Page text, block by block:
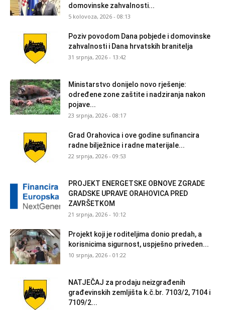
domovinske zahvalnosti...
5 kolovoza, 2026 - 08:13
Poziv povodom Dana pobjede i domovinske
zahvalnosti i Dana hrvatskih branitelja
31 srpnja, 2026 - 13:42
Ministarstvo donijelo novo rješenje:
određene zone zaštite i nadziranja nakon
pojave...
23 srpnja, 2026 - 08:17
Grad Orahovica i ove godine sufinancira
radne bilježnice i radne materijale...
22 srpnja, 2026 - 09:53
PROJEKT ENERGETSKE OBNOVE ZGRADE
GRADSKE UPRAVE ORAHOVICA PRED
ZAVRŠETKOM
21 srpnja, 2026 - 10:12
Projekt koji je roditeljima donio predah, a
korisnicima sigurnost, uspješno priveden...
10 srpnja, 2026 - 01:22
NATJEČAJ za prodaju neizgrađenih
građevinskih zemljišta k.č.br. 7103/2, 7104 i
7109/2...